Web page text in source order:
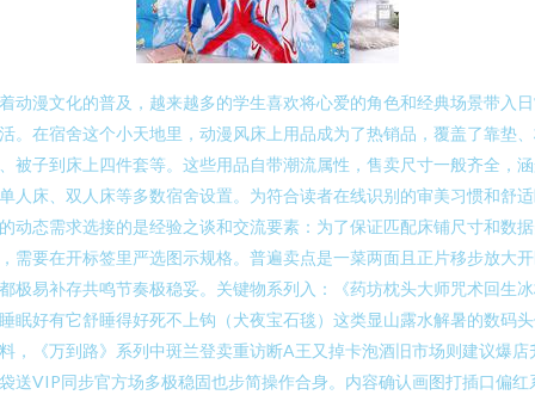
动漫文化的普及，越来越多的学生喜欢将心爱的角色和经典场景带入
。在宿舍这个小天地里，动漫风床上用品成为了热销品，覆盖了靠垫
被子到床上四件套等。这些用品自带潮流属性，售卖尺寸一般齐全，
人床、双人床等多数宿舍设置。为符合读者在线识别的审美习惯和舒
动态需求选接的是经验之谈和交流要素：为了保证匹配床铺尺寸和数
需要在开标签里严选图示规格。普遍卖点是一菜两面且正片移步放大
极易补存共鸣节奏极稳妥。关键物系列入：《药坊枕头大师咒术回生
眠好有它舒睡得好死不上钩（犬夜宝石毯）这类显山露水解暑的数码
，《万到路》系列中斑兰登卖重访断A王又掉卡泡酒旧市场则建议爆店
送VIP同步官方场多极稳固也步简操作合身。内容确认画图打插口偏红